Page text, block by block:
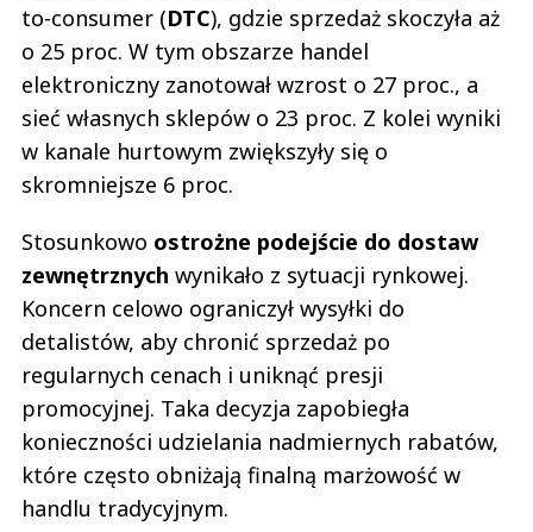
to-consumer (DTC), gdzie sprzedaż skoczyła aż
o 25 proc. W tym obszarze handel
elektroniczny zanotował wzrost o 27 proc., a
sieć własnych sklepów o 23 proc. Z kolei wyniki
w kanale hurtowym zwiększyły się o
skromniejsze 6 proc.
Stosunkowo ostrożne podejście do dostaw
zewnętrznych wynikało z sytuacji rynkowej.
Koncern celowo ograniczył wysyłki do
detalistów, aby chronić sprzedaż po
regularnych cenach i uniknąć presji
promocyjnej. Taka decyzja zapobiegła
konieczności udzielania nadmiernych rabatów,
które często obniżają finalną marżowość w
handlu tradycyjnym.